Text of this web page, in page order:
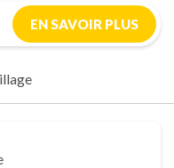
EN SAVOIR PLUS